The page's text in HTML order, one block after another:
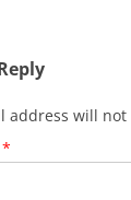
address will
*